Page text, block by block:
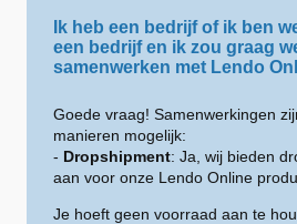
Ik heb een bedrijf of ik ben
een bedrijf en ik zou graag
samenwerken met Lendo
Goede vraag! Samenwerkingen
manieren mogelijk:
- Dropshipment: Ja, wij bieden
aan voor onze Lendo Online
Je hoeft geen voorraad aan te